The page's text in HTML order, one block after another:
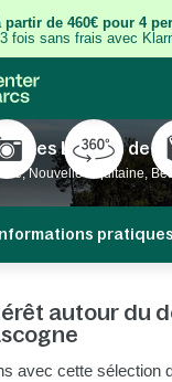
partir de 460€ pour 4
fois sans frais avec
Les Landes de
Nouvelle-Aquitaine,
pratiques
autour du
avec cette sélection